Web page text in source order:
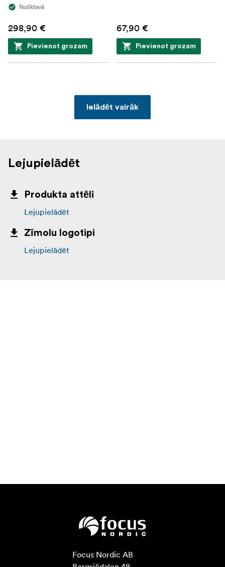
Noliktavā
298,90 €
Pievienot grozam
67,90 €
Pievienot grozam
Ielādēt vairāk
Lejupielādēt
Produkta attēli
Lejupielādēt
Zīmolu logotipi
Lejupielādēt
Focus Nordic AB